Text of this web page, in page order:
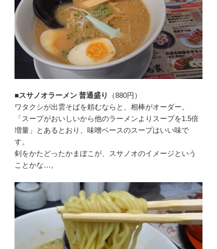
■スサノオラーメン 普通盛り
（880円）
ワタクシが出雲そばを頼むならと、相棒がオーダー。
「スープがおいしいから他のラーメンよりスープを1.5倍
増量」とあるとおり、味噌ベースのスープはいい味で
す。
剣をかたどったかまぼこが、スサノオのイメージという
ことかな…。